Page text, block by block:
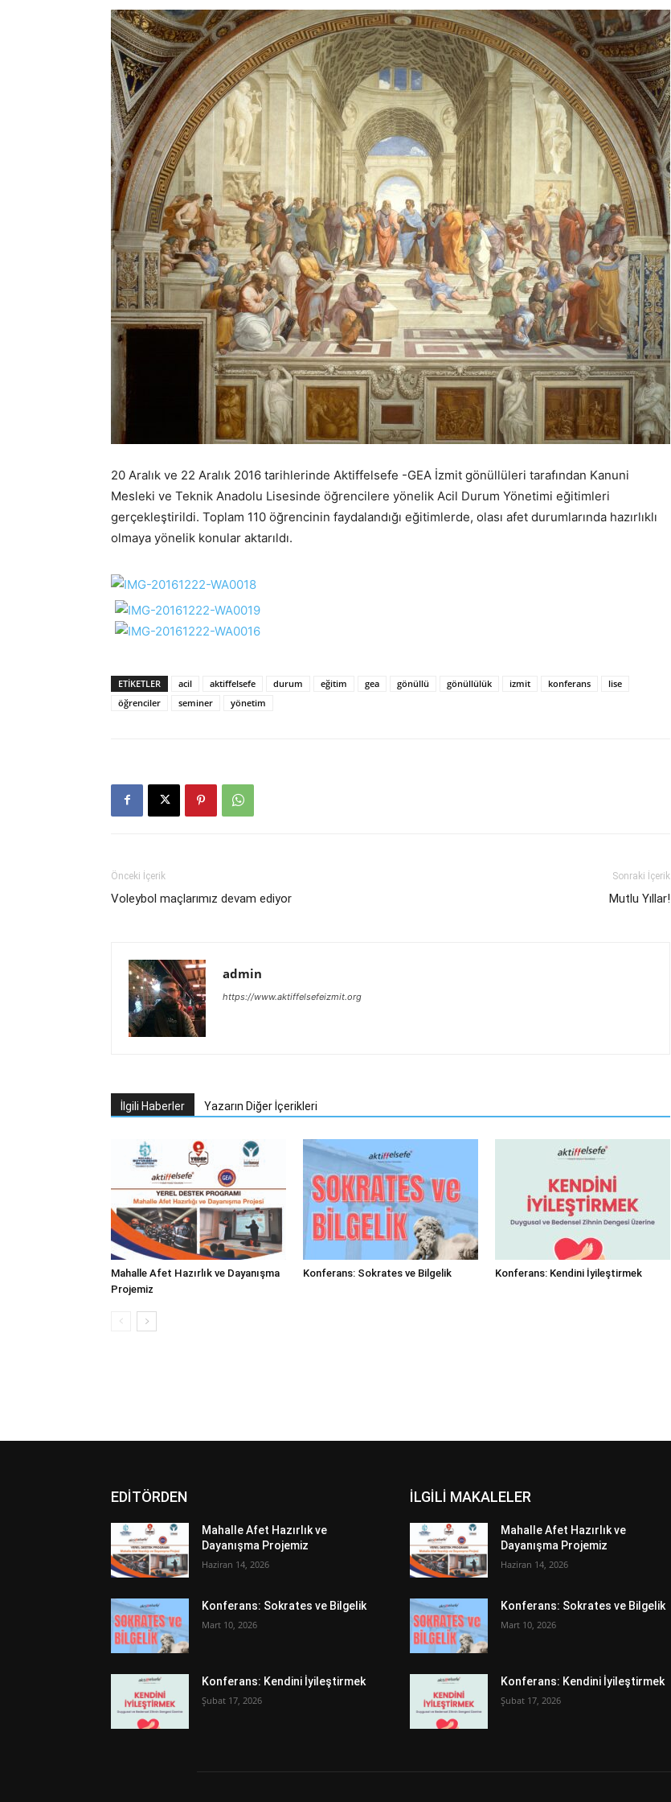
20 Aralık ve 22 Aralık 2016 tarihlerinde Aktiffelsefe -GEA İzmit gönüllüleri tarafından Kanuni
Mesleki ve Teknik Anadolu Lisesinde öğrencilere yönelik Acil Durum Yönetimi eğitimleri
gerçekleştirildi. Toplam 110 öğrencinin faydalandığı eğitimlerde, olası afet durumlarında hazırlıklı
olmaya yönelik konular aktarıldı.
ETIKETLER acil aktiffelsefe durum eğitim gea gönüllü gönüllülük izmit konferans
lise
öğrenciler
seminer yönetim
Önceki İçerik
Voleybol maçlarımız devam ediyor
Sonraki İçerik
Mutlu Yıllar!
admin
https://www.aktiffelsefeizmit.org
İlgili Haberler Yazarın Diğer İçerikleri
Mahalle Afet Hazırlık ve Dayanışma
Projemiz
Konferans: Sokrates ve Bilgelik Konferans: Kendini İyileştirmek
EDİTÖRDEN
Mahalle Afet Hazırlık ve
Dayanışma Projemiz
Haziran 14, 2026
Konferans: Sokrates ve Bilgelik
Mart 10, 2026
Konferans: Kendini İyileştirmek
Şubat 17, 2026
İLGİLİ MAKALELER
Mahalle Afet Hazırlık ve
Dayanışma Projemiz
Haziran 14, 2026
Konferans: Sokrates ve Bilgelik
Mart 10, 2026
Konferans: Kendini İyileştirmek
Şubat 17, 2026